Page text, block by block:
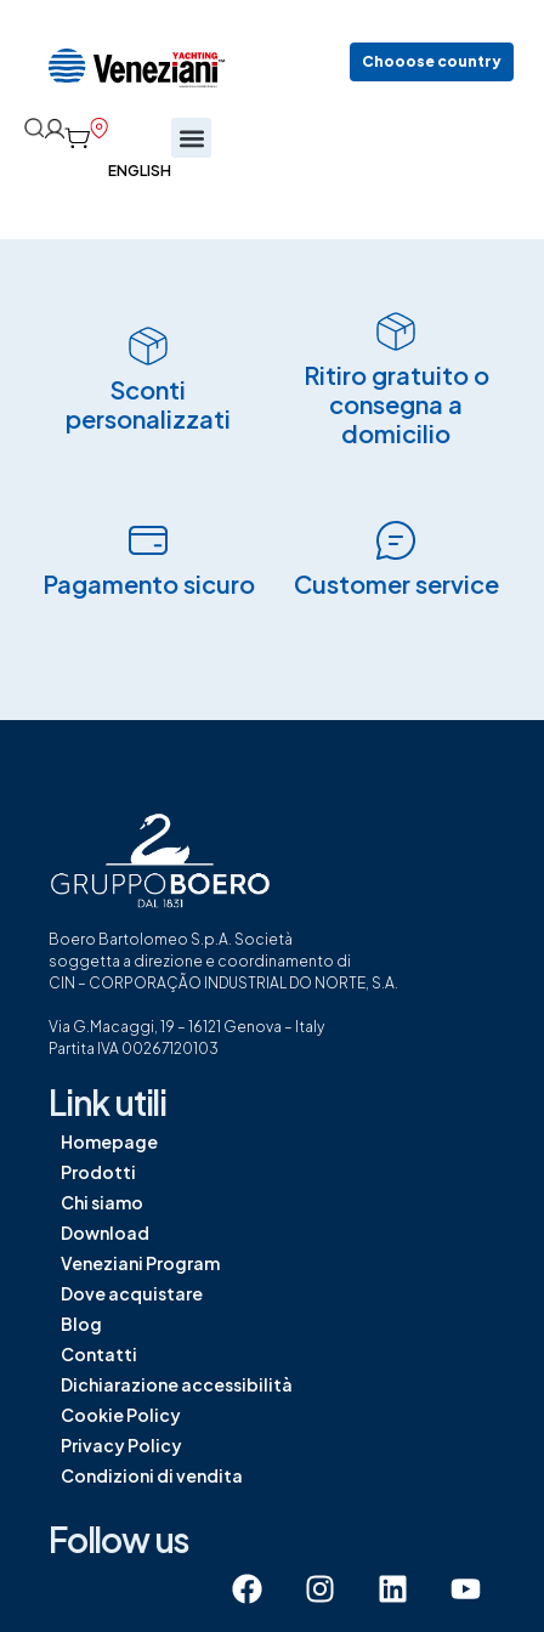
Chooose country
Sconti
personalizzati
Ritiro gratuito o
consegna a
domicilio
Pagamento sicuro​ Customer service
Boero Bartolomeo S.p.A. Società
soggetta a direzione e coordinamento di
CIN – CORPORAÇÃO INDUSTRIAL DO NORTE, S.A.
Via G.Macaggi, 19 – 16121 Genova – Italy
Partita IVA 00267120103
Link utili
Homepage
Prodotti
Chi siamo
Download
Veneziani Program
Dove acquistare
Blog
Contatti
Dichiarazione accessibilità
Cookie Policy
Privacy Policy
Condizioni di vendita
Follow us